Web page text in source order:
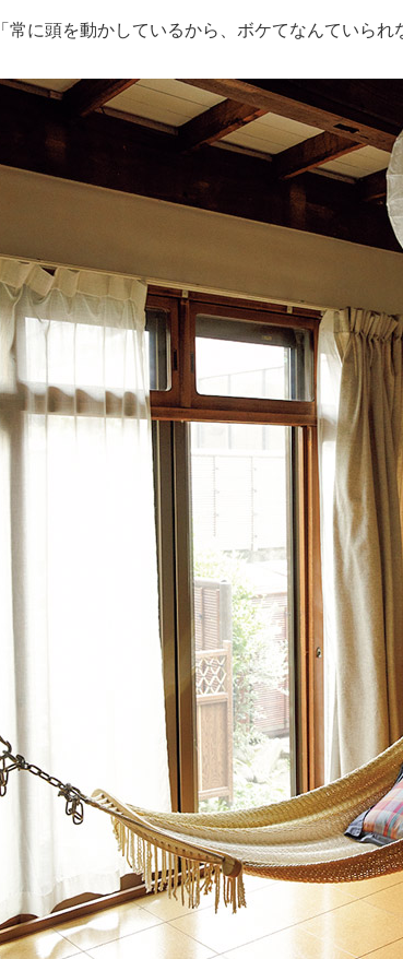
「常に頭を動かしているから、ボケてなんていられ